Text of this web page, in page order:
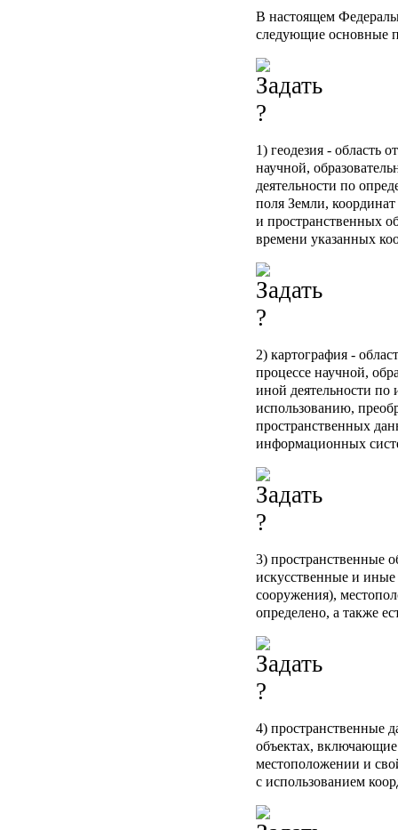
В настоящем
следующие основные
1) геодезия - область
научной,
деятельности по
поля Земли,
и пространственных
времени указанных
2) картография -
процессе научной,
иной деятельности
использованию,
пространственных
информационных
3) пространственные
искусственные и
сооружения),
определено, а также
4) пространственные
объектах,
местоположении и
с использованием